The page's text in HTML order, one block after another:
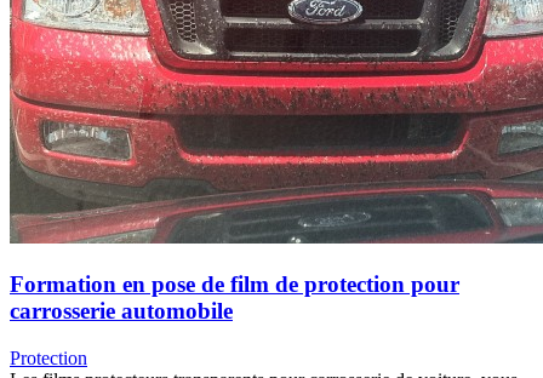
Formation en pose de film de protection pour
carrosserie automobile
Protection